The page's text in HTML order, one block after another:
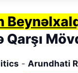
Qarşı
- Arundhati